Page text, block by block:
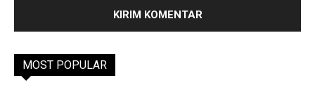
MOST POPULAR